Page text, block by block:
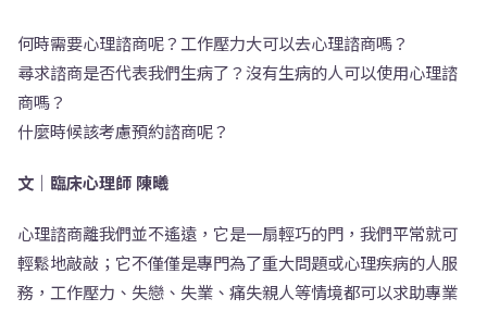
何時需要心理諮商呢？工作壓力大可以去心理諮商嗎？
尋求諮商是否代表我們生病了？沒有生病的人可以使用心理諮
商嗎？
什麼時候該考慮預約諮商呢？
文｜臨床心理師 陳曦
心理諮商離我們並不遙遠，它是一扇輕巧的門，我們平常就可
輕鬆地敲敲；它不僅僅是專門為了重大問題或心理疾病的人服
務，工作壓力、失戀、失業、痛失親人等情境都可以求助專業